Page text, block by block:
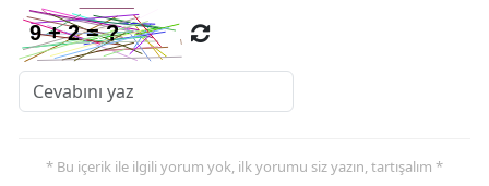
* Bu içerik ile ilgili yorum yok, ilk yorumu siz yazın, tartışalım *